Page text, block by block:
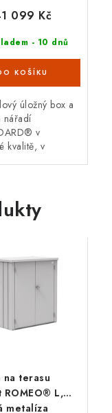
- 10 dnů
099 Kč
úložný box a
nářadí
v
kvalitě, v
š 160 x d 70
na terasu
ROMEO® L,
metalíza